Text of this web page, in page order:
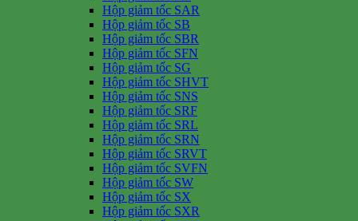
Hộp giảm tốc SAR
Hộp giảm tốc SB
Hộp giảm tốc SBR
Hộp giảm tốc SFN
Hộp giảm tốc SG
Hộp giảm tốc SHVT
Hộp giảm tốc SNS
Hộp giảm tốc SRF
Hộp giảm tốc SRL
Hộp giảm tốc SRN
Hộp giảm tốc SRVT
Hộp giảm tốc SVFN
Hộp giảm tốc SW
Hộp giảm tốc SX
Hộp giảm tốc SXR